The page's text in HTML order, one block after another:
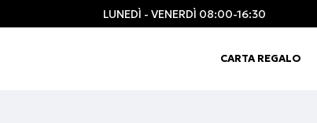
LUNEDÌ - VENERDÌ 08:00-16:30
CARTA REGALO